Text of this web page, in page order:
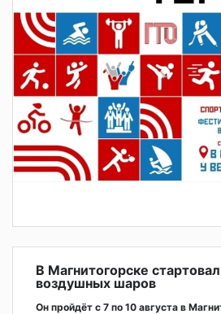
В Магнитогорске
воздушных шаров
Он пройдёт с 7 по 10 августа в